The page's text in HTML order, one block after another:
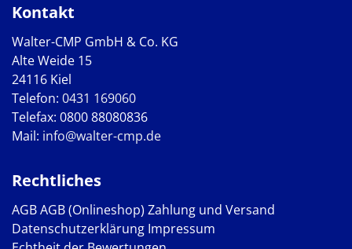
Kontakt
Walter-CMP GmbH & Co. KG
Alte Weide 15
24116 Kiel
Telefon: 0431 169060
Telefax: 0800 88080836
Mail: info@walter-cmp.de
Rechtliches
AGBAGB (Onlineshop) Zahlung und Versand
Datenschutzerklärung Impressum